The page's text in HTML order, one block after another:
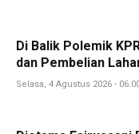
Di Balik Polemik
dan Pembelian
Selasa, 4 Agustus 2026 -